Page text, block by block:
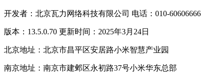
开发者：北京瓦力网络科技有限公司 电话：010-60606666
版本：13.5.0.70 更新时间：2025年3月24日
北京地址：北京市昌平区安居路小米智慧产业园
南京地址：南京市建邺区永初路37号小米华东总部